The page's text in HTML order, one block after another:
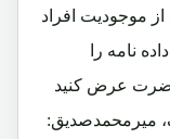
موجودیت افراد
نامه را
عرض کنید
میرمحمدصدیق: